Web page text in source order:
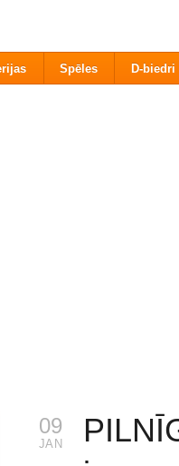
Spēles D-biedri
09
JAN